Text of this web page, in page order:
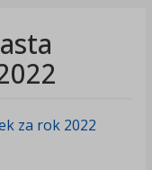
za rok 2022